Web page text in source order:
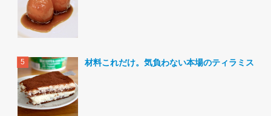
材料これだけ。気負わない本場のティラミス。